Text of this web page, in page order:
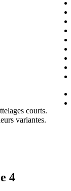
courts.
variantes.
4